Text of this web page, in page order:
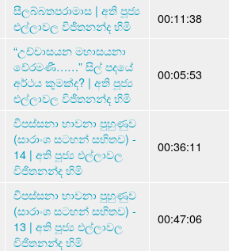
සීලබ්බතපරාමාස | අති පූජ්‍ය
එල්ලාවල විජිතනන්ද හිමි
00:11:38
“උච්චාසයන මහාසයනා
වේරමණී……” සිල් පදයේ
අර්ථය කුමක්ද? | අති පූජ්‍ය
එල්ලාවල විජිතනන්ද හිමි
00:05:53
විපස්සනා භාවනා පුහුණුව
(සාරාංශ සටහන් සහිතව) -
14 | අති පූජ්‍ය එල්ලාවල
විජිතනන්ද හිමි
00:36:11
විපස්සනා භාවනා පුහුණුව
(සාරාංශ සටහන් සහිතව) -
13 | අති පූජ්‍ය එල්ලාවල
විජිතනන්ද හිමි
00:47:06